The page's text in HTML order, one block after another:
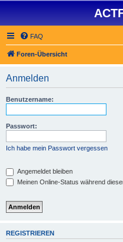
FAQ
Foren-Übersicht
Anmelden
Benutzername:
Passwort:
Ich habe mein Passwort vergessen
Angemeldet bleiben
Meinen Online-Status während
REGISTRIEREN